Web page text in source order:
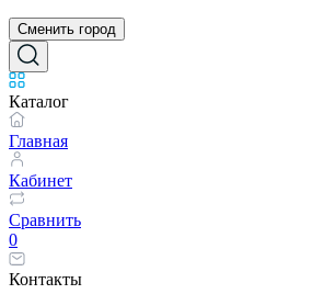
Сменить город
Каталог
Главная
Кабинет
Сравнить
0
Контакты